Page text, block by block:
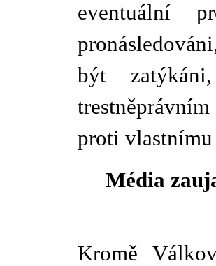
eventuální
být
proti
Média
Kromě